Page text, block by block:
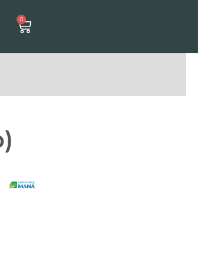
0
Carrito